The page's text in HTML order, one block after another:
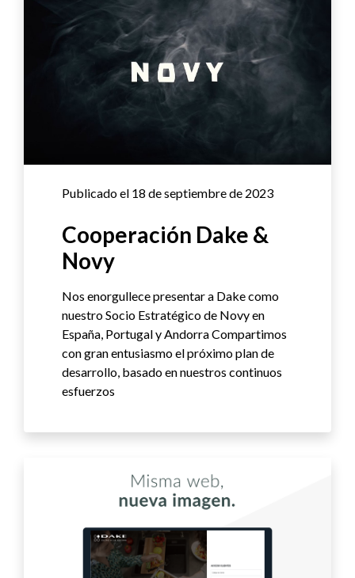
Publicado el 18 de septiembre de 2023
Cooperación Dake &
Novy
Nos enorgullece presentar a Dake como
nuestro Socio Estratégico de Novy en
España, Portugal y Andorra Compartimos
con gran entusiasmo el próximo plan de
desarrollo, basado en nuestros continuos
esfuerzos